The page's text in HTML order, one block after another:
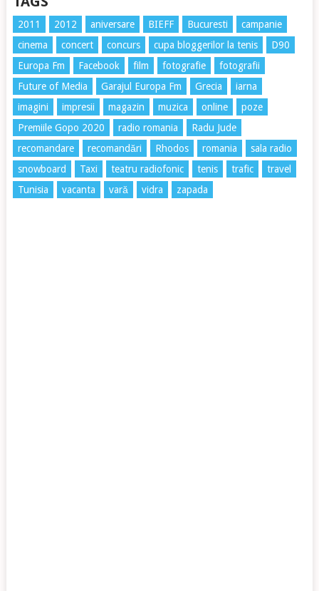
2011 2012 aniversare BIEFF Bucuresti
campanie
cinema
concert concurs cupa bloggerilor la tenis
D90
Europa Fm
Facebook film fotografie
fotografii
Future of Media
Garajul Europa Fm Grecia
iarna
imagini
impresii magazin muzica online
poze
Premiile Gopo 2020
radio romania
Radu Jude
recomandare
recomandări Rhodos romania
sala radio
snowboard
Taxi teatru radiofonic tenis trafic
travel
Tunisia
vacanta vară vidra zapada